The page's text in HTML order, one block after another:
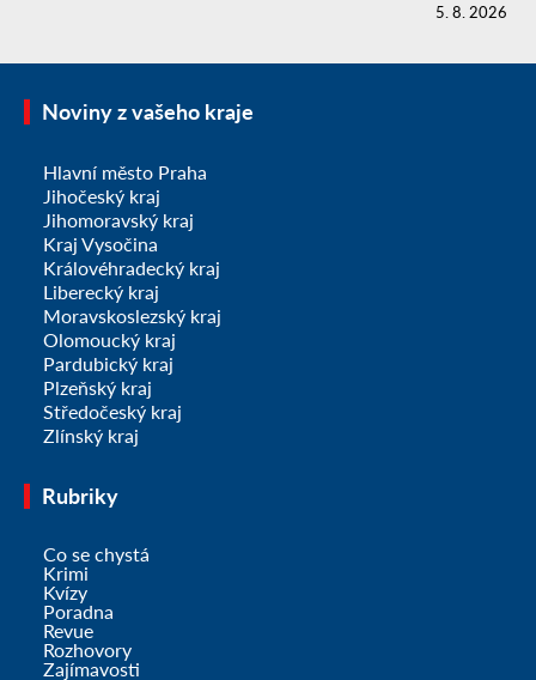
5. 8. 2026
Noviny z vašeho kraje
Hlavní město Praha
Jihočeský kraj
Jihomoravský kraj
Kraj Vysočina
Královéhradecký kraj
Liberecký kraj
Moravskoslezský kraj
Olomoucký kraj
Pardubický kraj
Plzeňský kraj
Středočeský kraj
Zlínský kraj
Rubriky
Co se chystá
Krimi
Kvízy
Poradna
Revue
Rozhovory
Zajímavosti